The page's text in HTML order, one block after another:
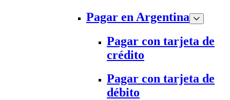
Pagar en Argentina
Pagar con tarjeta de
crédito
Pagar con tarjeta de
débito